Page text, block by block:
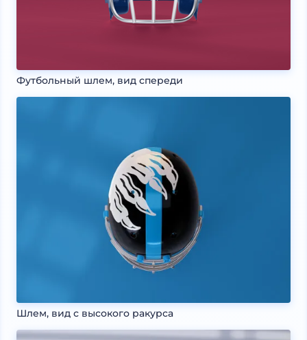
Футбольный шлем, вид спереди
Шлем, вид с высокого ракурса